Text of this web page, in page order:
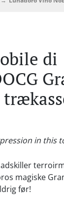
di
in this
magiske
før!